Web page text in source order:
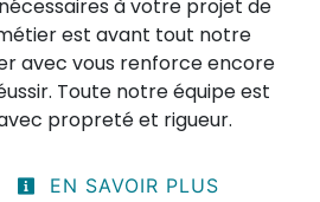
à votre projet de
est avant tout notre
avec vous renforce encore
Toute notre équipe est
propreté et rigueur.
EN SAVOIR PLUS